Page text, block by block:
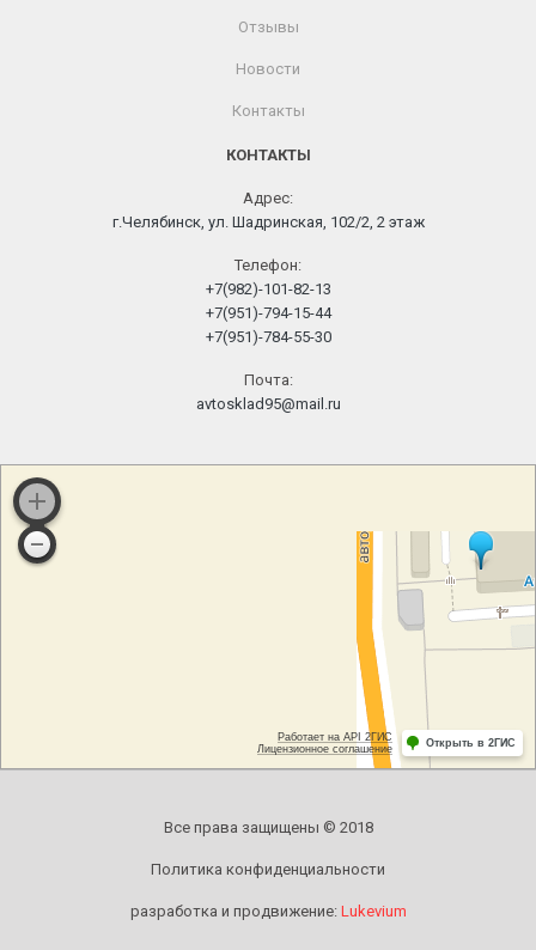
Отзывы
Новости
Контакты
КОНТАКТЫ
Адрес:
г.Челябинск, ул. Шадринская, 102/2, 2 этаж
Телефон:
+7(982)-101-82-13
+7(951)-794-15-44
+7(951)-784-55-30
Почта:
avtosklad95@mail.ru
Все права защищены © 2018
Политика конфиденциальности
разработка и продвижение: Lukevium